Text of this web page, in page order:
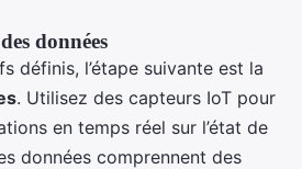
données
définis, l’étape suivante est la
. Utilisez des capteurs IoT pour
en temps réel sur l’état de
données comprennent des